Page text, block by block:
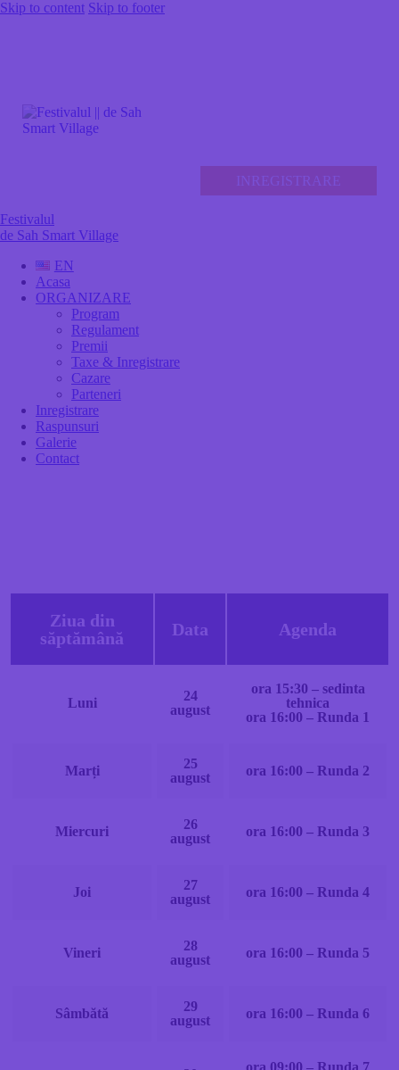
Skip to content Skip to footer
INREGISTRARE
Festivalul
de Sah Smart Village
EN
Acasa
ORGANIZARE
Program
Regulament
Premii
Taxe & Inregistrare
Cazare
Parteneri
Inregistrare
Raspunsuri
Galerie
Contact
Ziua din
săptămână
Data Agenda
Luni
24
august
ora 15:30 – sedinta
tehnica
ora 16:00 – Runda 1
Marți
25
august
ora 16:00 – Runda 2
Miercuri
26
august
ora 16:00 – Runda 3
Joi
27
august
ora 16:00 – Runda 4
Vineri
28
august
ora 16:00 – Runda 5
Sâmbătă
29
august
ora 16:00 – Runda 6